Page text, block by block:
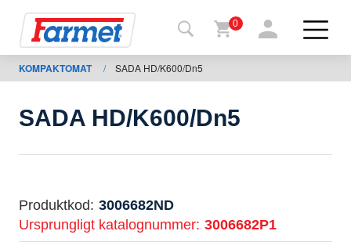
shop
Mina
maskiner
0
KOMPAKTOMAT / SADA HD/K600/Dn5
SADA HD/K600/Dn5
Produktkod: 3006682ND
Ursprungligt katalognummer: 3006682P1